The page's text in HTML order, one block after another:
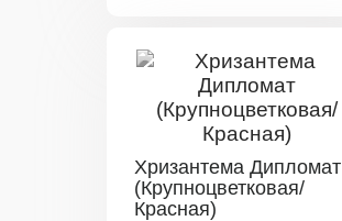
Хризантема Дипломат
(Крупноцветковая/
Красная)